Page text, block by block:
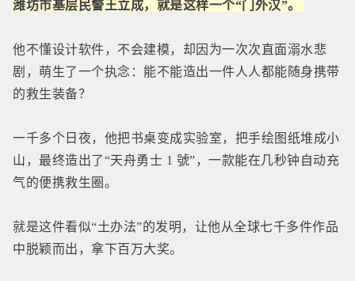
潍坊市基层民警王立成，就是这样一个“门外汉”。
他不懂设计软件，不会建模，却因为一次次直面溺水悲
剧，萌生了一个执念：能不能造出一件人人都能随身携带
的救生装备？
一千多个日夜，他把书桌变成实验室，把手绘图纸堆成小
山，最终造出了“天舟勇士 1 號”，一款能在几秒钟自动充
气的便携救生圈。
就是这件看似“土办法”的发明，让他从全球七千多件作品
中脱颖而出，拿下百万大奖。